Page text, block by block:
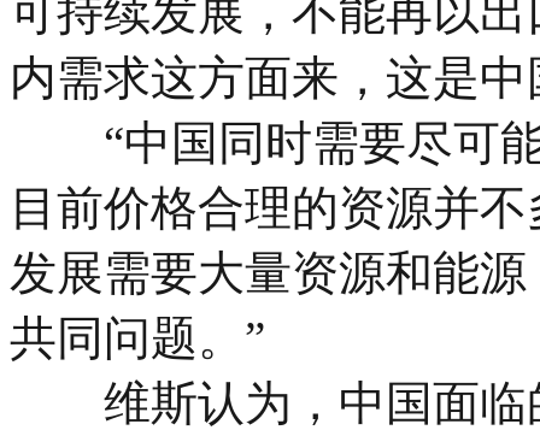
可持续发展，不能再以
内需求这方面来，这是
“中国同时需要尽可能
目前价格合理的资源并
发展需要大量资源和能
共同问题。”
维斯认为，中国面临